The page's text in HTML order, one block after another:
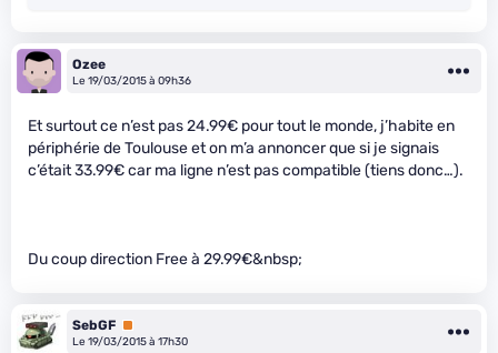
Ozee
Le 19/03/2015 à 09h36
Et surtout ce n’est pas 24.99€ pour tout le monde, j’habite en
périphérie de Toulouse et on m’a annoncer que si je signais
c’était 33.99€ car ma ligne n’est pas compatible (tiens donc…).
Du coup direction Free à 29.99€&nbsp;
SebGF Premium
Le 19/03/2015 à 17h30